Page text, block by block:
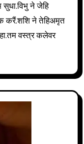
करैं.शशि ने तेहिअमृत
वस्त्र कलेवर